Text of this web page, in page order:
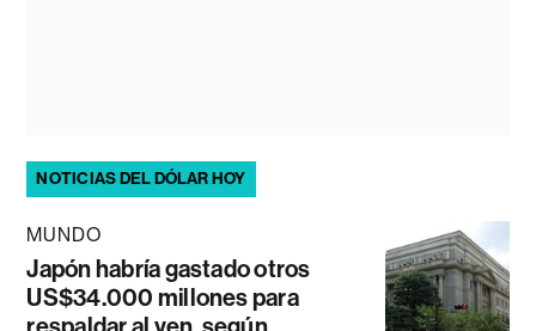
NOTICIAS DEL DÓLAR HOY
MUNDO
Japón habría gastado otros
US$34.000 millones para